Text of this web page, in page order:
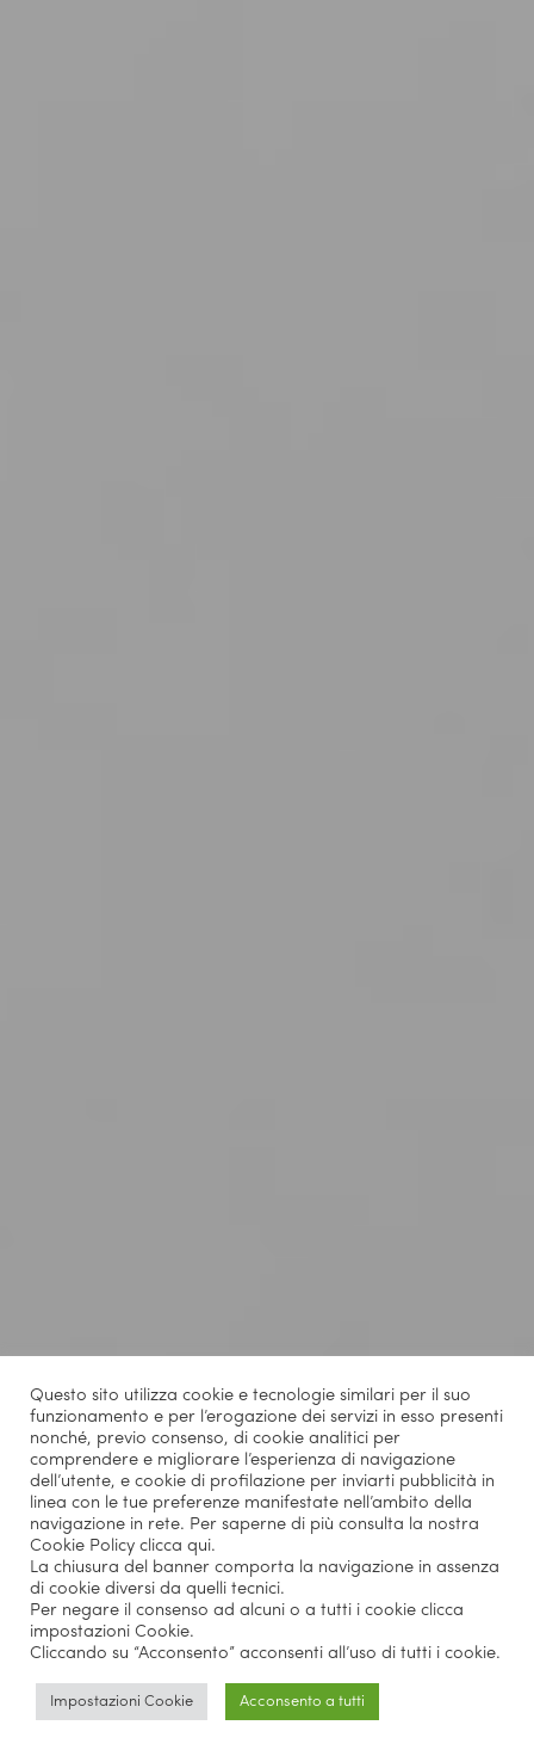
Questo sito utilizza cookie e tecnologie similari per il suo
funzionamento e per l’erogazione dei servizi in esso presenti
nonché, previo consenso, di cookie analitici per
comprendere e migliorare l’esperienza di navigazione
dell’utente, e cookie di profilazione per inviarti pubblicità in
linea con le tue preferenze manifestate nell’ambito della
navigazione in rete. Per saperne di più consulta la nostra
Cookie Policy clicca qui.
La chiusura del banner comporta la navigazione in assenza
di cookie diversi da quelli tecnici.
Per negare il consenso ad alcuni o a tutti i cookie clicca
impostazioni Cookie.
Cliccando su “Acconsento” acconsenti all’uso di tutti i cookie.
Impostazioni Cookie Acconsento a tutti